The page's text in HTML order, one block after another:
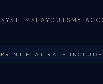
SYSTEMS LAYOUTS MY
PRINT FLAT RATE